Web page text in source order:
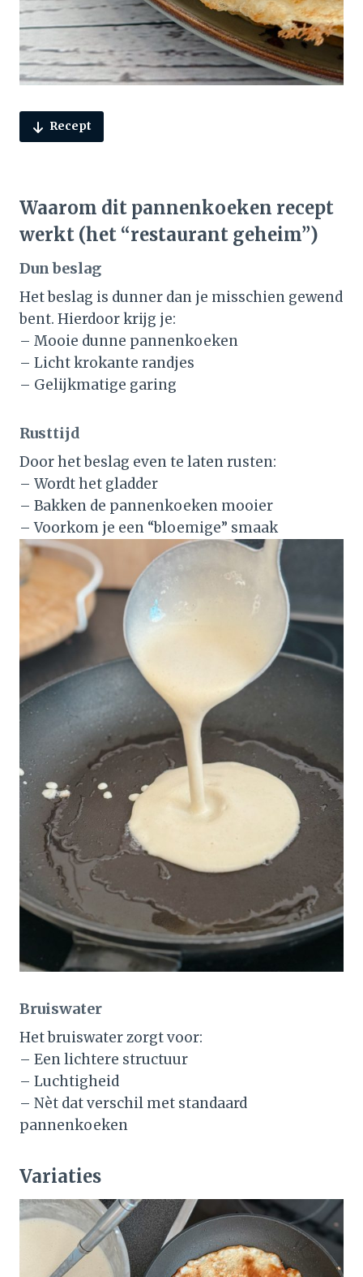
Recept
Waarom dit pannenkoeken recept
werkt (het “restaurant geheim”)
Dun beslag
Het beslag is dunner dan je misschien gewend
bent. Hierdoor krijg je:
– Mooie dunne pannenkoeken
– Licht krokante randjes
– Gelijkmatige garing
Rusttijd
Door het beslag even te laten rusten:
– Wordt het gladder
– Bakken de pannenkoeken mooier
– Voorkom je een “bloemige” smaak
Bruiswater
Het bruiswater zorgt voor:
– Een lichtere structuur
– Luchtigheid
– Nèt dat verschil met standaard
pannenkoeken
Variaties